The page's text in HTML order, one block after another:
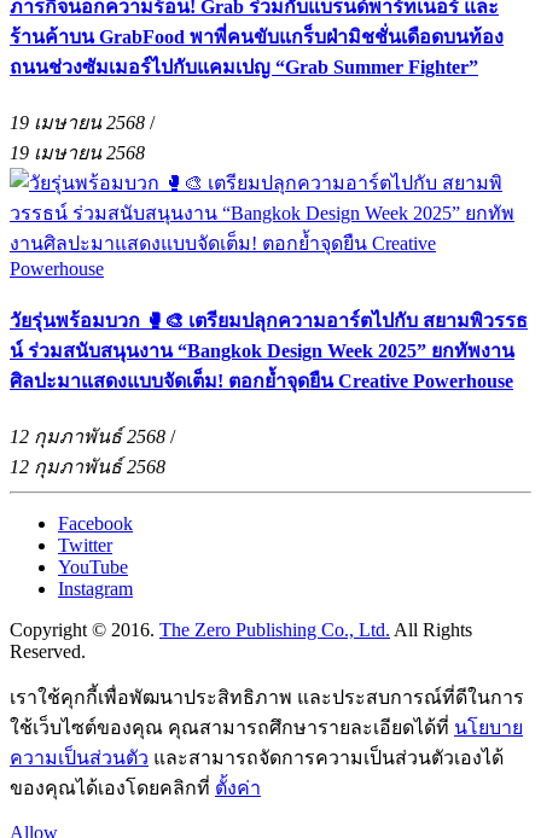
ภารกิจน็อกความร้อน! Grab ร่วมกับแบรนด์พาร์ทเนอร์ และ
ร้านค้าบน GrabFood พาพี่คนขับแกร็บฝ่ามิชชั่นเดือดบนท้อง
ถนนช่วงซัมเมอร์ไปกับแคมเปญ “Grab Summer Fighter”
19 เมษายน 2568 /
19 เมษายน 2568
วัยรุ่นพร้อมบวก 🥊🎨 เตรียมปลุกความอาร์ตไปกับ สยามพิวรรธ
น์ ร่วมสนับสนุนงาน “Bangkok Design Week 2025” ยกทัพงาน
ศิลปะมาแสดงแบบจัดเต็ม! ตอกย้ำจุดยืน Creative Powerhouse
12 กุมภาพันธ์ 2568 /
12 กุมภาพันธ์ 2568
Facebook
Twitter
YouTube
Instagram
Copyright © 2016. The Zero Publishing Co., Ltd. All Rights
Reserved.
เราใช้คุกกี้เพื่อพัฒนาประสิทธิภาพ และประสบการณ์ที่ดีในการ
ใช้เว็บไซต์ของคุณ คุณสามารถศึกษารายละเอียดได้ที่ นโยบาย
ความเป็นส่วนตัว และสามารถจัดการความเป็นส่วนตัวเองได้
ของคุณได้เองโดยคลิกที่ ตั้งค่า
Allow